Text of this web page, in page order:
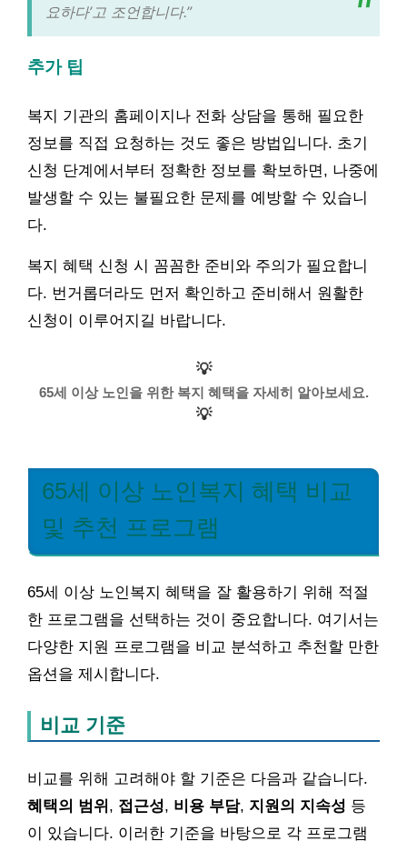
요하다’고 조언합니다.”
추가 팁
복지 기관의 홈페이지나 전화 상담을 통해 필요한
정보를 직접 요청하는 것도 좋은 방법입니다. 초기
신청 단계에서부터 정확한 정보를 확보하면, 나중에
발생할 수 있는 불필요한 문제를 예방할 수 있습니
다.
복지 혜택 신청 시 꼼꼼한 준비와 주의가 필요합니
다. 번거롭더라도 먼저 확인하고 준비해서 원활한
신청이 이루어지길 바랍니다.
💡
65세 이상 노인을 위한 복지 혜택을 자세히 알아보세요.
💡
65세 이상 노인복지 혜택 비교
및 추천 프로그램
65세 이상 노인복지 혜택을 잘 활용하기 위해 적절
한 프로그램을 선택하는 것이 중요합니다. 여기서는
다양한 지원 프로그램을 비교 분석하고 추천할 만한
옵션을 제시합니다.
비교 기준
비교를 위해 고려해야 할 기준은 다음과 같습니다.
혜택의 범위 , 접근성, 비용 부담, 지원의 지속성 등
이 있습니다. 이러한 기준을 바탕으로 각 프로그램